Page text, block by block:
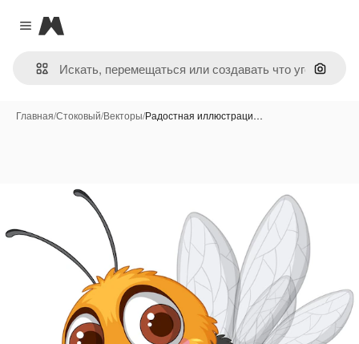
Close menu
Magnific
Поиск
Главная/Стоковый/Векторы/Радостная иллюстраци…